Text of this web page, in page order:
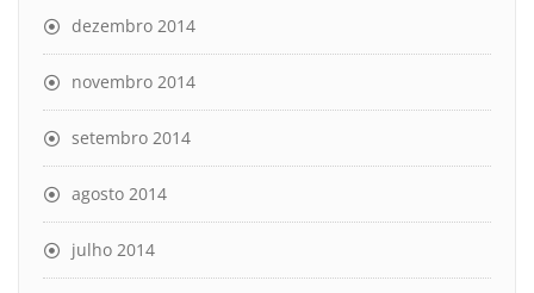
dezembro 2014
novembro 2014
setembro 2014
agosto 2014
julho 2014